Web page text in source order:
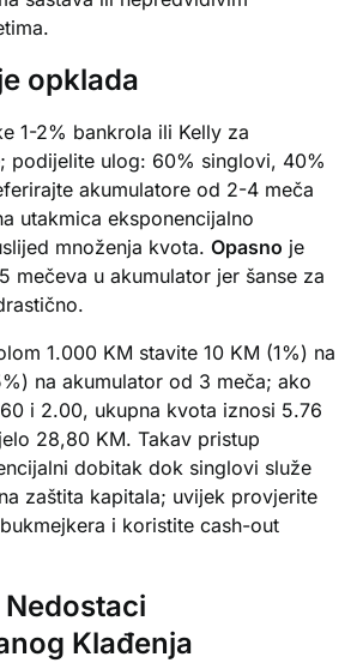
opklada
1-2% bankrola ili Kelly za
podijelite ulog: 60% singlovi, 40%
akumulatore od 2-4 meča
utakmica eksponencijalno
množenja kvota.Opasno je
mečeva u akumulator jer šanse za
1.000 KM stavite 10 KM (1%) na
na akumulator od 3 meča; ako
i 2.00, ukupna kvota iznosi 5.76
28,80 KM. Takav pristup
dobitak dok singlovi služe
zaštita kapitala; uvijek provjerite
i koristite cash-out
Klađenja